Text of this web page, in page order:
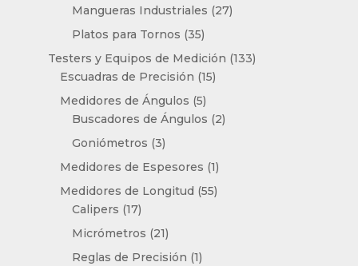
productos
Mangueras Industriales 2727
Platos para Tornos 3535
productos
Testers y Equipos de Medición 133133
Escuadras de Precisión 1515
Medidores de Ángulos 55
productos
Buscadores de Ángulos 22
Goniómetros 33
productos
Medidores de Espesores 11
producto
Medidores de Longitud 5555
Calipers 1717
productos
Micrómetros 2121
productos
Reglas de Precisión 11